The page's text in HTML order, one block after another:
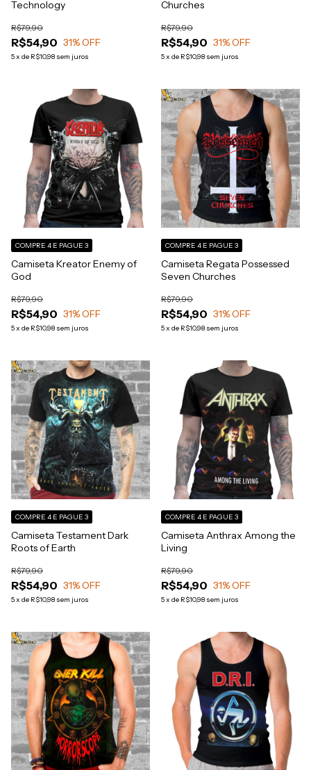
Technology
R$54,90
R$79,90
31% OFF
5x de R$10,98 sem juros
Churches
R$54,90
R$79,90
31% OFF
5x de R$10,98 sem juros
Camiseta Kreator Enemy of
God
R$54,90
R$79,90
31% OFF
5x de R$10,98 sem juros
COMPRE 4 E PAGUE 3
Camiseta Regata Possessed
Seven Churches
R$54,90
R$79,90
31% OFF
5x de R$10,98 sem juros
COMPRE 4 E PAGUE 3
Camiseta Testament Dark
Roots of Earth
R$54,90
R$79,90
31% OFF
5x de R$10,98 sem juros
COMPRE 4 E PAGUE 3
Camiseta Anthrax Among the
Living
R$54,90
R$79,90
31% OFF
5x de R$10,98 sem juros
COMPRE 4 E PAGUE 3